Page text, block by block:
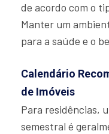
de acordo com o
Manter um
para a saúde e o
Calendário
de Imóveis
Para residências,
semestral é